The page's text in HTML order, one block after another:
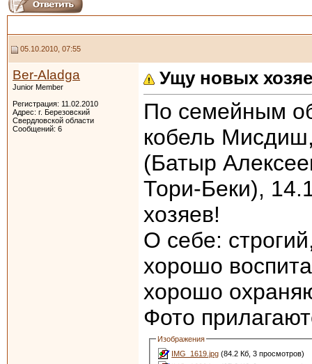
05.10.2010, 07:55
Ber-Aladga
Junior Member
Регистрация: 11.02.2010
Адрес: г. Березовский
Свердловской области
Сообщений: 6
Ущу новых
По семейным
кобель
(Батыр
Тори-Беки),
хозяев!
О себе:
хорошо
хорошо
Фото
Изображения
IMG_1619.jpg (84.2 Кб, 3 просмотров)